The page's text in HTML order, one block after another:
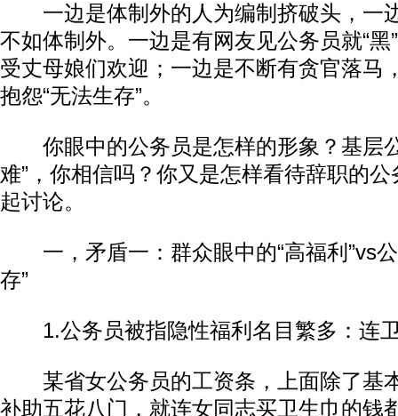
一边是体制外的人为编制挤破头，一
不如体制外。一边是有网友见公务员就“黑
受丈母娘们欢迎；一边是不断有贪官落马
抱怨“无法生存”。
你眼中的公务员是怎样的形象？基层
难”，你相信吗？你又是怎样看待辞职的
起讨论。
一，矛盾一：群众眼中的“高福利”vs公
存”
1.公务员被指隐性福利名目繁多：连
某省女公务员的工资条，上面除了基
补助五花八门，就连女同志买卫生巾的